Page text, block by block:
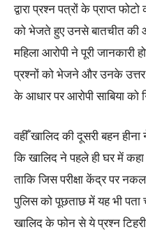
द्वारा प्रश्न पत्रों के प्राप्त
को भेजते हुए उनसे बातचीत की
महिला आरोपी ने पूरी
प्रश्नों को भेजने और उनके
के आधार पर आरोपी साबिया को
वहीँ खालिद की दूसरी बहन
कि खालिद ने पहले ही घर में
ताकि जिस परीक्षा केंद्र पर
पुलिस को पूछताछ में यह भी पता
खालिद के फोन से ये प्रश्न